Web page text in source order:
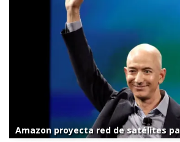
Amazon proyecta red de satélites